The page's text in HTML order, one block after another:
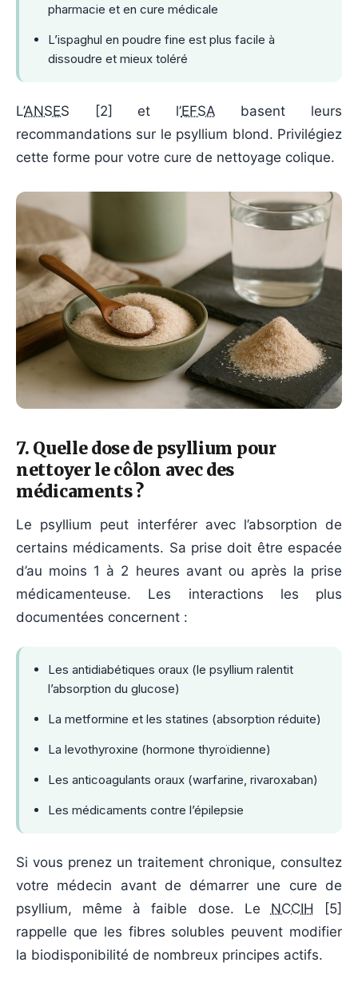
pharmacie et en cure médicale
L’ispaghul en poudre fine est plus facile à
dissoudre et mieux toléré
L’ANSES [2] et l’EFSA basent leurs
recommandations sur le psyllium blond. Privilégiez
cette forme pour votre cure de nettoyage colique.
7. Quelle dose de psyllium pour
nettoyer le côlon avec des
médicaments ?
Le psyllium peut interférer avec l’absorption de
certains médicaments. Sa prise doit être espacée
d’au moins 1 à 2 heures avant ou après la prise
médicamenteuse. Les interactions les plus
documentées concernent :
Les antidiabétiques oraux (le psyllium ralentit
l’absorption du glucose)
La metformine et les statines (absorption réduite)
La levothyroxine (hormone thyroïdienne)
Les anticoagulants oraux (warfarine, rivaroxaban)
Les médicaments contre l’épilepsie
Si vous prenez un traitement chronique, consultez
votre médecin avant de démarrer une cure de
psyllium, même à faible dose. Le NCCIH [5]
rappelle que les fibres solubles peuvent modifier
la biodisponibilité de nombreux principes actifs.